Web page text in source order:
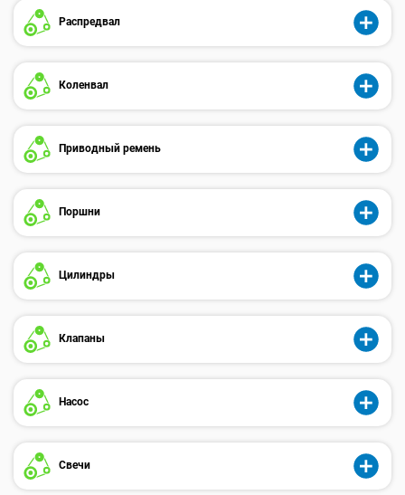
Распредвал
Коленвал
Приводный ремень
Поршни
Цилиндры
Клапаны
Насос
Свечи